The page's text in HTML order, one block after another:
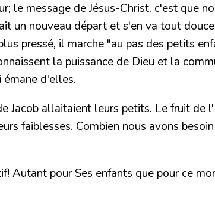
le message de Jésus-Christ, c'est que
un nouveau départ et s'en va tout
pressé, il marche "au pas des petits
la puissance de Dieu et la
d'elles.
Jacob allaitaient leurs petits. Le fruit de
faiblesses. Combien nous avons
Autant pour Ses enfants que pour ce